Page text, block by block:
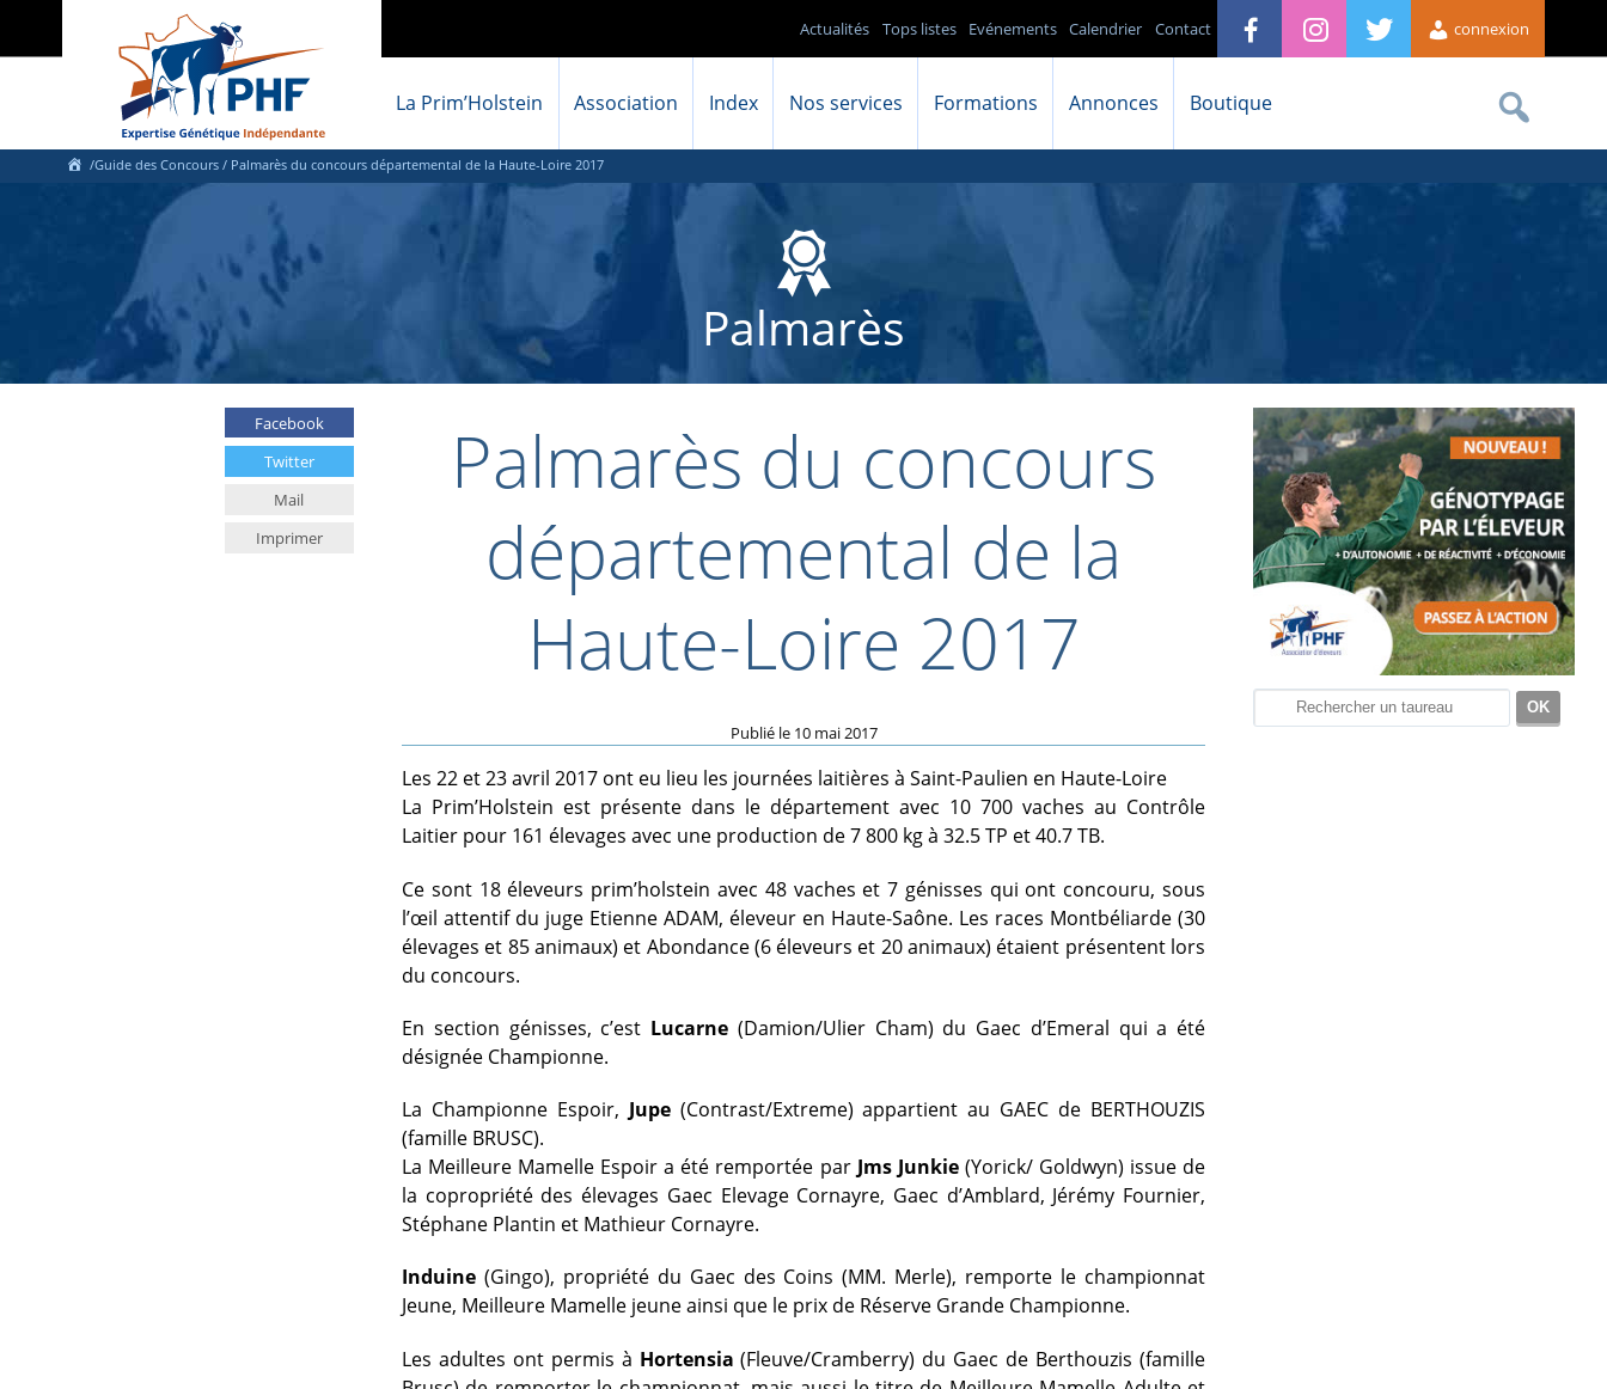
connexion
Contact
Calendrier
Evénements
Tops listes
Actualités
La Prim’Holstein Association Index Nos services Formations Annonces Boutique
/Guide des Concours / Palmarès du concours départemental de la Haute-Loire 2017
Palmarès
Facebook
Twitter
Mail
Imprimer
Palmarès du concours
départemental de la
Haute-Loire 2017
Publié le 10 mai 2017
Les 22 et 23 avril 2017 ont eu lieu les journées laitières à Saint-Paulien en Haute-Loire
La Prim’Holstein est présente dans le département avec 10 700 vaches au Contrôle
Laitier pour 161 élevages avec une production de 7 800 kg à 32.5 TP et 40.7 TB.
Ce sont 18 éleveurs prim’holstein avec 48 vaches et 7 génisses qui ont concouru, sous
l’œil attentif du juge Etienne ADAM, éleveur en Haute-Saône. Les races Montbéliarde (30
élevages et 85 animaux) et Abondance (6 éleveurs et 20 animaux) étaient présentent lors
du concours.
En section génisses, c’est Lucarne (Damion/Ulier Cham) du Gaec d’Emeral qui a été
désignée Championne.
La Championne Espoir, Jupe(Contrast/Extreme) appartient au GAEC de BERTHOUZIS
(famille BRUSC).
La Meilleure Mamelle Espoir a été remportée par Jms Junkie(Yorick/ Goldwyn) issue de
la copropriété des élevages Gaec Elevage Cornayre, Gaec d’Amblard, Jérémy Fournier,
Stéphane Plantin et Mathieur Cornayre.
Induine (Gingo), propriété du Gaec des Coins (MM. Merle), remporte le championnat
Jeune, Meilleure Mamelle jeune ainsi que le prix de Réserve Grande Championne.
Les adultes ont permis à Hortensia (Fleuve/Cramberry) du Gaec de Berthouzis (famille